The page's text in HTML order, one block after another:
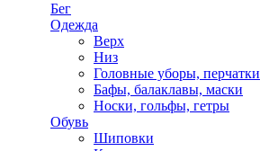
Бег
Одежда
Верх
Низ
Головные уборы, перчатки
Бафы, балаклавы, маски
Носки, гольфы, гетры
Обувь
Шиповки